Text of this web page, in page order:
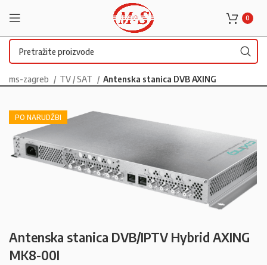
0
ms-zagreb TV / SAT Antenska stanica DVB AXING
PO NARUDŽBI
Antenska stanica DVB/IPTV Hybrid AXING
MK8-00I